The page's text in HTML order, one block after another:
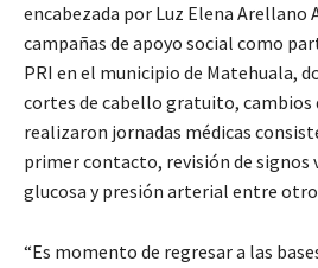
encabezada por Luz Elena Arellano
campañas de apoyo social como
PRI en el municipio de Matehuala,
cortes de cabello gratuito, cambios
realizaron jornadas médicas
primer contacto, revisión de signos
glucosa y presión arterial entre
“Es momento de regresar a las